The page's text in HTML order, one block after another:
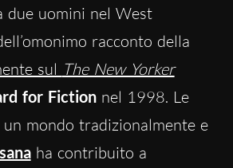
due uomini nel West
racconto della
sul The New Yorker
for Fiction nel 1998. Le
un mondo tradizionalmente e
ha contribuito a